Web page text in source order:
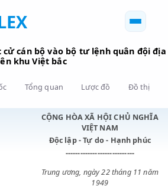
cử cán bộ vào bộ tư lệnh quân
khu Việt bắc
CỘNG HÒA XÃ HỘI CHỦ
VIỆT NAM
Độc lập - Tự do - Hạnh
----------------------------